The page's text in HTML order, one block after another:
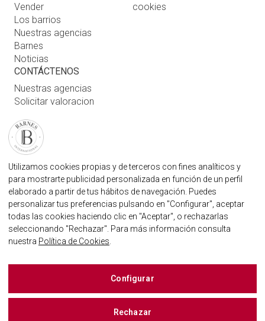
Vender
Los barrios
Nuestras agencias
Barnes
Noticias
cookies
CONTÁCTENOS
Nuestras agencias
Solicitar valoracion
Inicio de sesión de usuario
FAQ
ENCUENTRE NUESTRA AGENCIA
AGENCIA INMOBILIARIA BARNES MARBELLA
MARBELLA@BARNES-INTERNATIONAL.COM
+34 614 25 01 89
Utilizamos cookies propias y de terceros con fines analíticos y
para mostrarte publicidad personalizada en función de un perfil
elaborado a partir de tus hábitos de navegación. Puedes
personalizar tus preferencias pulsando en "Configurar", aceptar
todas las cookies haciendo clic en "Aceptar", o rechazarlas
seleccionando "Rechazar". Para más información consulta
nuestra Política de Cookies
Configurar
Rechazar